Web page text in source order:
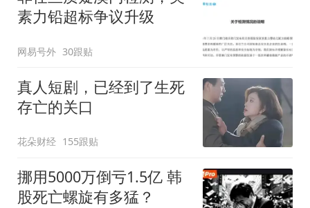
素力铅超标争议升级
网易号外 30跟贴
真人短剧，已经到了生死
存亡的关口
花朵财经 155跟贴
挪用5000万倒亏1.5亿 韩
股死亡螺旋有多猛？